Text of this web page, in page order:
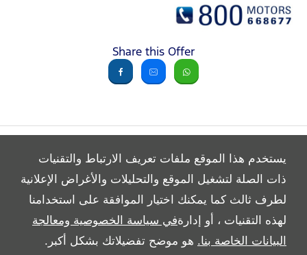
يستخدم هذا الموقع ملفات تعريف الارتباط والتقنيات
ذات الصلة لتشغيل الموقع والتحليلات والأغراض الإعلانية
لطرف ثالث كما يمكنك اختيار الموافقة على استخدامنا
لهذه التقنيات ، أو إدارةفي سياسة الخصوصية ومعالجة
البيانات الخاصة بنا. هو موضح تفضيلاتك بشكل أكبر.
Share this Offer
All Rights Reserved
Follow Al Tayer Motors